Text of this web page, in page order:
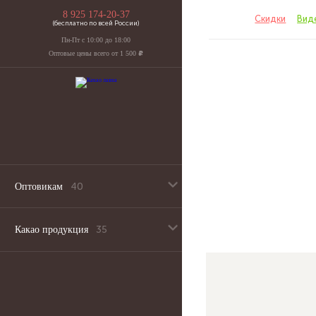
Скидки
8 925 174-20-37
(бесплатно по всей России)
Пн-Пт с 10:00 до 18:00
Оптовые цены всего от 1 500u
Оптовикам
Эквиваленты какао масла оптом
Какао продукция